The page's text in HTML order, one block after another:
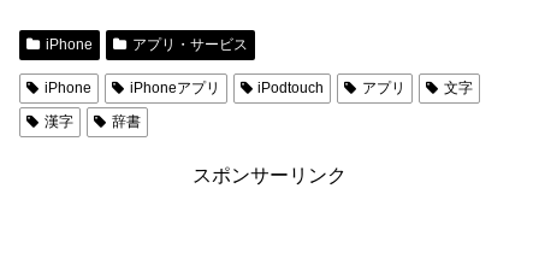
iPhone アプリ・サービス
iPhone iPhoneアプリ iPodtouch アプリ
文字
漢字
辞書
スポンサーリンク